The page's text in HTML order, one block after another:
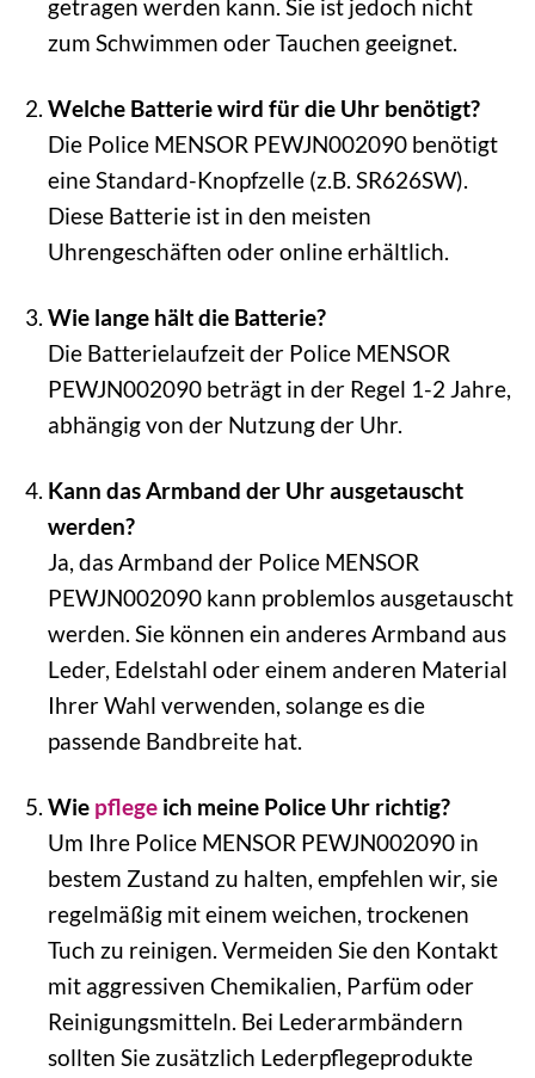
getragen werden kann. Sie ist jedoch nicht
zum Schwimmen oder Tauchen geeignet.
Welche Batterie wird für die Uhr benötigt?
Die Police MENSOR PEWJN002090 benötigt
eine Standard-Knopfzelle (z.B. SR626SW).
Diese Batterie ist in den meisten
Uhrengeschäften oder online erhältlich.
Wie lange hält die Batterie?
Die Batterielaufzeit der Police MENSOR
PEWJN002090 beträgt in der Regel 1-2 Jahre,
abhängig von der Nutzung der Uhr.
Kann das Armband der Uhr ausgetauscht
werden?
Ja, das Armband der Police MENSOR
PEWJN002090 kann problemlos ausgetauscht
werden. Sie können ein anderes Armband aus
Leder, Edelstahl oder einem anderen Material
Ihrer Wahl verwenden, solange es die
passende Bandbreite hat.
Wie pflegeich meine Police Uhr richtig?
Um Ihre Police MENSOR PEWJN002090 in
bestem Zustand zu halten, empfehlen wir, sie
regelmäßig mit einem weichen, trockenen
Tuch zu reinigen. Vermeiden Sie den Kontakt
mit aggressiven Chemikalien, Parfüm oder
Reinigungsmitteln. Bei Lederarmbändern
sollten Sie zusätzlich Lederpflegeprodukte